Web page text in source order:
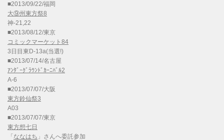
■2013/09/22/福岡
大⑨州東方祭8
神-21,22
■2013/08/12/東京
コミックマーケット84
3日目東D-13a(当選!)
■2013/07/14/名古屋
ｱﾝﾀﾞｰｸﾞﾗｳﾝﾄﾞｶｰﾆﾊﾞﾙ2
A-6
■2013/07/07/大阪
東方鈴仙祭3
A03
■2013/07/07/東京
東方想七日
「 ななはち 」さんへ委託参加